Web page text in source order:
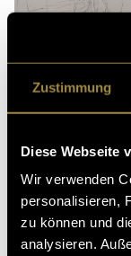
Zustimmung
Diese Webseite
Wir verwenden
personalisieren,
zu können und
analysieren.